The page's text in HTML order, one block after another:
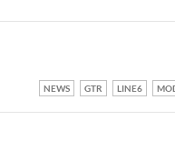
NEWS GTR LINE6